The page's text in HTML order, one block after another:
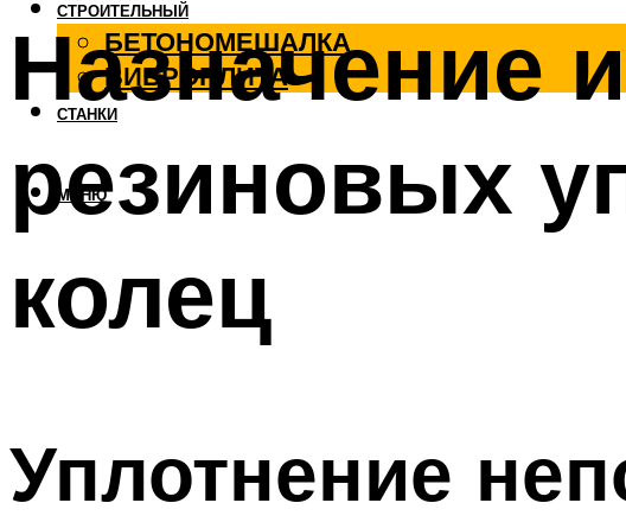
СТРОИТЕЛЬНЫЙ
БЕТОНОМЕШАЛКА
ВИБРОПЛИТА
СТАНКИ
МЕНЮ
Назначение
резиновых
колец
Уплотнение